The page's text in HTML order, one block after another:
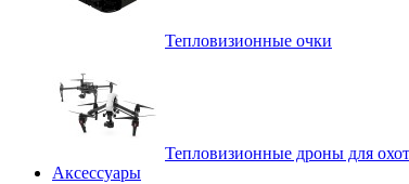
Тепловизионные очки
Тепловизионные дроны для
Аксессуары